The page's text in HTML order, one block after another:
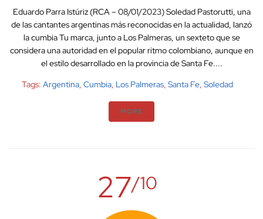
Eduardo Parra Istúriz (RCA – 08/01/2023) Soledad Pastorutti, una
de las cantantes argentinas más reconocidas en la actualidad, lanzó
la cumbia Tu marca, junto a Los Palmeras, un sexteto que se
considera una autoridad en el popular ritmo colombiano, aunque en
el estilo desarrollado en la provincia de Santa Fe....
Tags: Argentina, Cumbia, Los Palmeras, Santa Fe, Soledad
MORE
27/10